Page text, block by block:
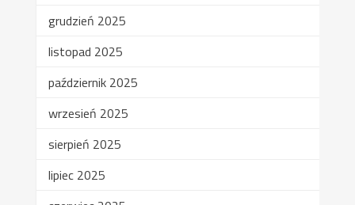
grudzień 2025
listopad 2025
październik 2025
wrzesień 2025
sierpień 2025
lipiec 2025